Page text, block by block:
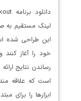
لینک مستقیم به
این طراحی شده
خود را آغاز
رساندن نتایج
است که علاقه
ابزارها را برای